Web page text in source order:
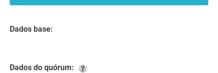
Dados base:
Dados do quórum: